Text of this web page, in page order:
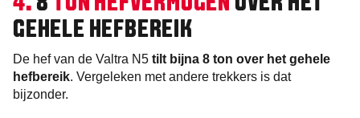
GEHELE HEFBEREIK
De hef van de Valtra N5 tilt bijna 8 ton over het gehele
hefbereik. Vergeleken met andere trekkers is dat
bijzonder.